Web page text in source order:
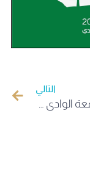
التالي
مشاركةً جامعة الوادي في الندوة الجھوية لجامعات الشرق حول إختيار أفضل طلبة دكتوراه لسنة 2024 / 2025